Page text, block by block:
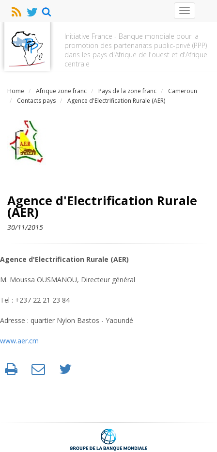
Initiative France - Banque mondiale pour la
promotion des partenariats public-privé (PPP)
dans les pays d'Afrique de l'ouest et d'Afrique
centrale
Toggle
navigation
Home Afrique zone franc Pays de la zone franc
Cameroun
Contacts pays
Agence d'Electrification Rurale (AER)
Agence d'Electrification Rurale
(AER)
30/11/2015
Agence d'Electrification Rurale (AER)
M. Moussa OUSMANOU, Directeur général
Tel : +237 22 21 23 84
Adresse : quartier Nylon Bastos - Yaoundé
www.aer.cm